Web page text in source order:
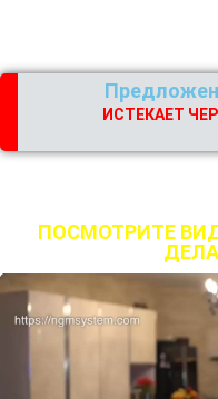
ИСТЕКАЕТ
ПОСМОТРИТЕ